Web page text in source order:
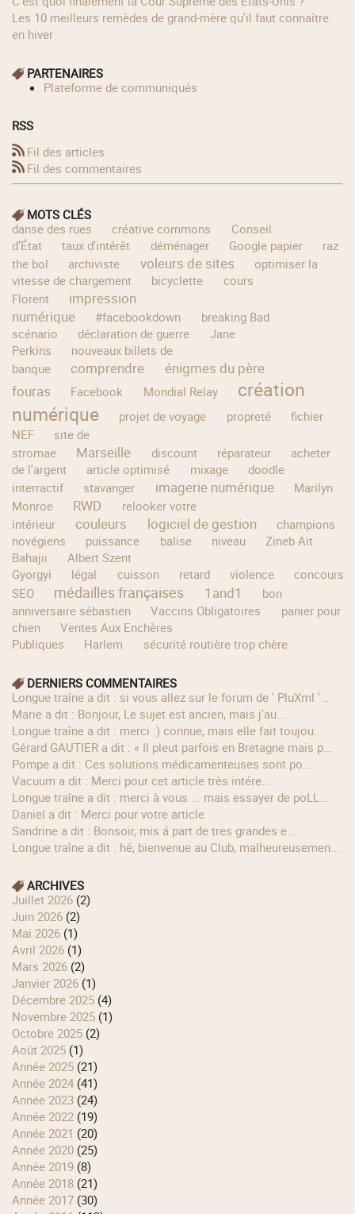
Les 10 meilleurs remèdes de grand-mère qu'il faut connaître
en hiver
PARTENAIRES
Plateforme de communiqués
RSS
Fil des articles
Fil des commentaires
MOTS CLÉS
danse des rues
créative commons
Conseil
d’État
taux d'intérêt déménager Google papier
raz
the bol
archiviste voleurs de sites
optimiser la
vitesse de chargement
bicyclette
cours
Florent
impression
numérique
#facebookdown
breaking Bad
scénario
déclaration de guerre
Jane
Perkins
nouveaux billets de
banque
comprendre
énigmes du père
fouras
Facebook Mondial Relay
création
numérique
projet de voyage propreté
fichier
NEF
site de
stromae
Marseille discount réparateur
acheter
de l'argent
article optimisé mixage
doodle
interractif
stavanger imagerie numérique
Marilyn
Monroe
RWD
relooker votre
intérieur
couleurs logiciel de gestion
champions
novégiens
puissance balise niveau
Zineb Ait
Bahajii
Albert Szent
Gyorgyi
légal cuisson retard violence
concours
SEO
médailles françaises 1and1
bon
anniversaire sébastien
Vaccins Obligatoires
panier pour
chien
Ventes Aux Enchères
Publiques
Harlem sécurité routière trop chère
DERNIERS COMMENTAIRES
longue traîne a dit : si vous allez sur le forum de ' PluXml '...
Marie a dit : Bonjour, Le sujet est ancien, mais j'au...
longue traîne a dit : merci :) connue, mais elle fait toujou...
Gérard GAUTIER a dit : « Il pleut parfois en Bretagne mais p...
Pompe a dit : Ces solutions médicamenteuses sont po...
Vacuum a dit : Merci pour cet article très intére...
longue traîne a dit : merci à vous ... mais essayer de poLL...
Daniel a dit : Merci pour votre article
Sandrine a dit : Bonsoir, mis á part de tres grandes e...
longue traîne a dit : hé, bienvenue au Club, malheureusemen...
ARCHIVES
juillet 2026 (2)
juin 2026 (2)
mai 2026 (1)
avril 2026 (1)
mars 2026 (2)
janvier 2026 (1)
décembre 2025 (4)
novembre 2025 (1)
octobre 2025 (2)
août 2025 (1)
année 2025 (21)
année 2024 (41)
année 2023 (24)
année 2022 (19)
année 2021 (20)
année 2020 (25)
année 2019 (8)
année 2018 (21)
année 2017 (30)